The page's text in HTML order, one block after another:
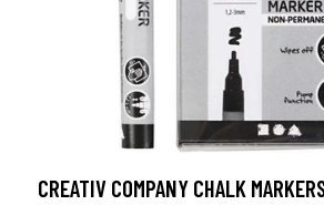
CREATIV COMPANY CHALK